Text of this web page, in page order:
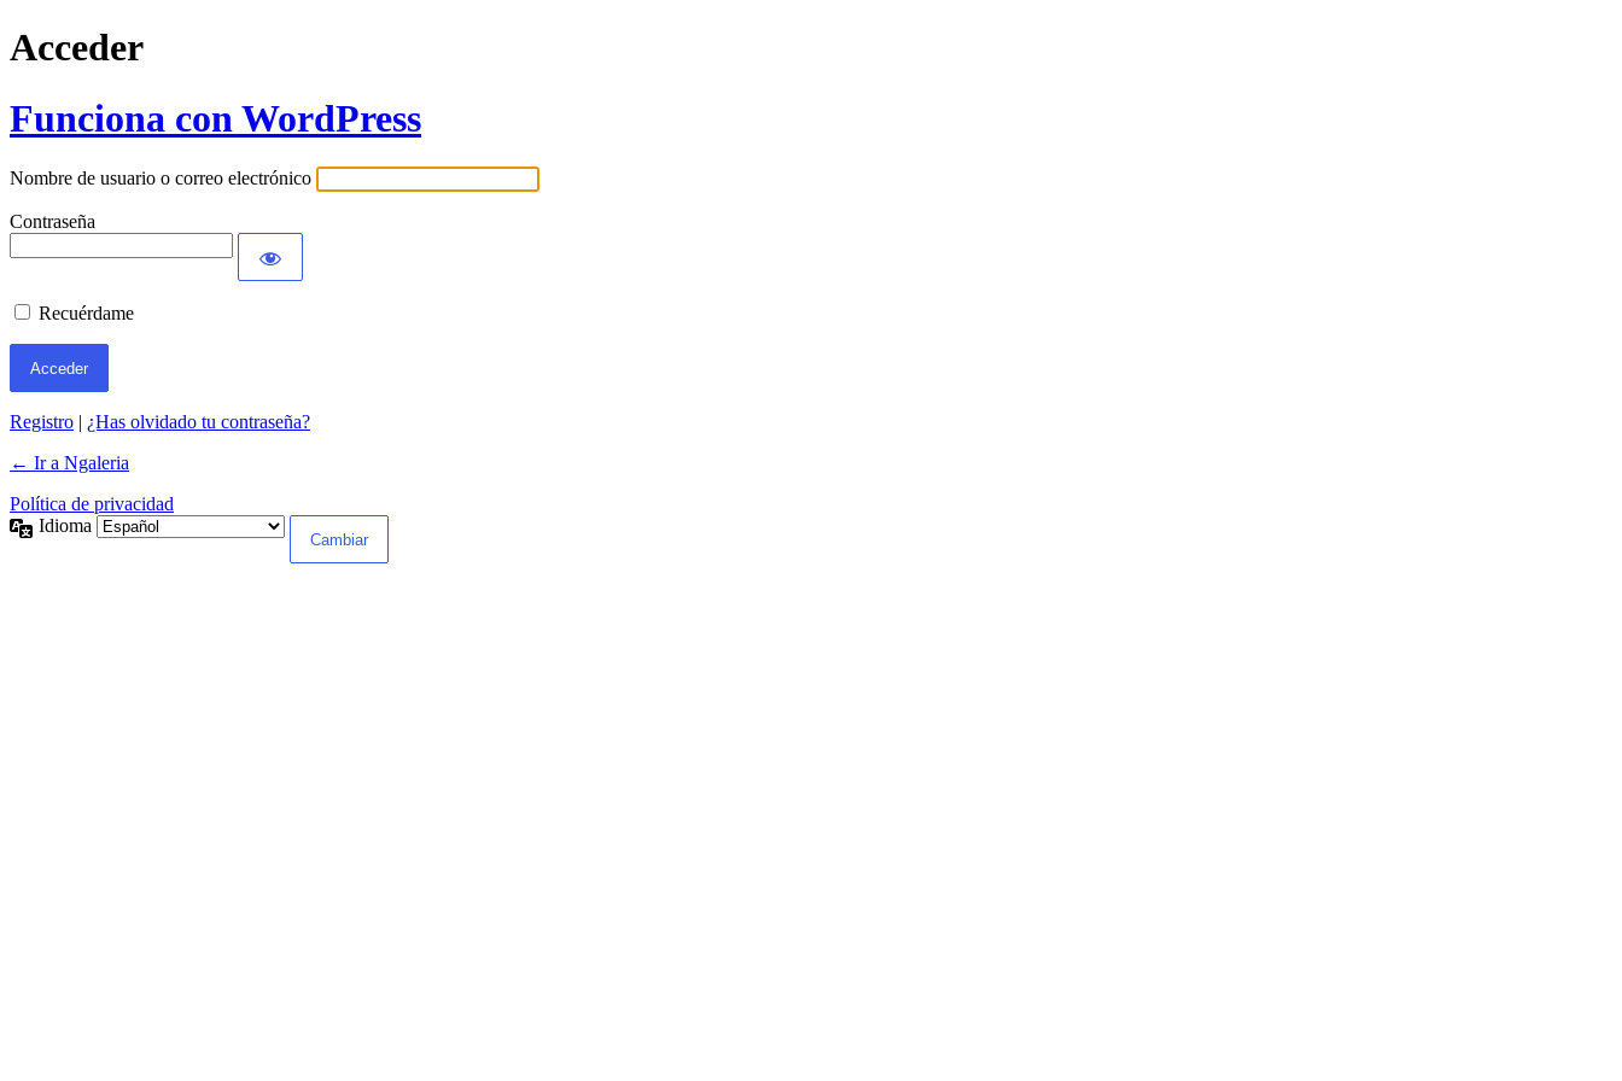
Acceder
Funciona con WordPress
Nombre de usuario o correo electrónico
Contraseña
Recuérdame
Registro | ¿Has olvidado tu contraseña?
← Ir a Ngaleria
Política de privacidad
Idioma